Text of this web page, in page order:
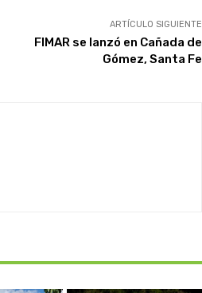
ARTÍCULO SIGUIENTE
FIMAR se lanzó en Cañada de
Gómez, Santa Fe